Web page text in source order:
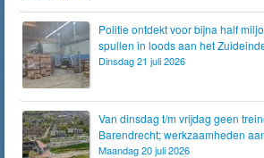
Politie ontdekt voor bijna half
spullen in loods aan het
Dinsdag 21 juli 2026
Van dinsdag t/m vrijdag geen
Barendrecht; werkzaamheden
Maandag 20 juli 2026